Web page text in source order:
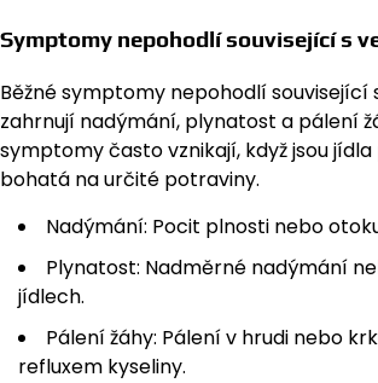
Symptomy nepohodlí související s
Běžné symptomy nepohodlí související
zahrnují nadýmání, plynatost a pálení
symptomy často vznikají, když jsou
bohatá na určité potraviny.
Nadýmání: Pocit plnosti nebo
Plynatost: Nadměrné nadýmání
jídlech.
Pálení žáhy: Pálení v hrudi nebo
refluxem kyseliny.